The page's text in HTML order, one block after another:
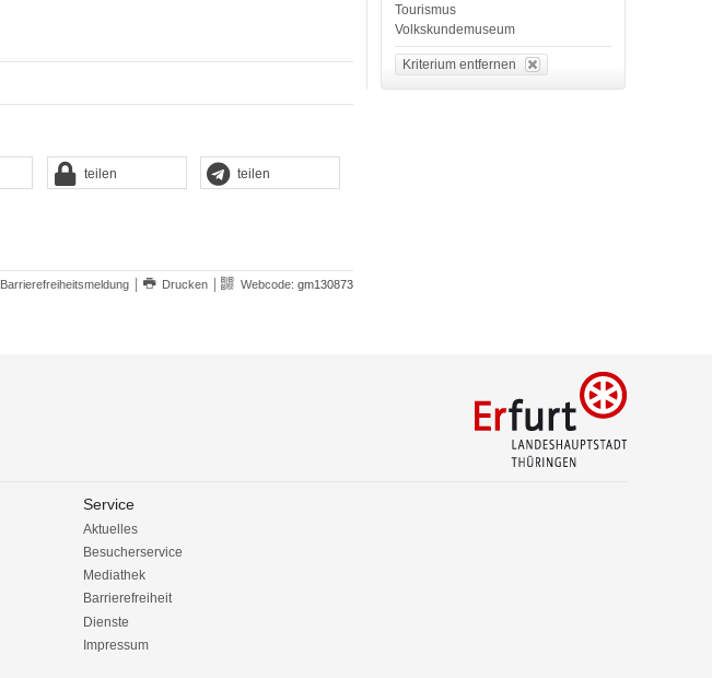
teilen teilen
Barrierefreiheitsmeldung Drucken Webcode: gm130873
Tourismus
Volkskundemuseum
Kriterium entfernen
Service
Aktuelles
Besucherservice
Mediathek
Barrierefreiheit
Dienste
Impressum